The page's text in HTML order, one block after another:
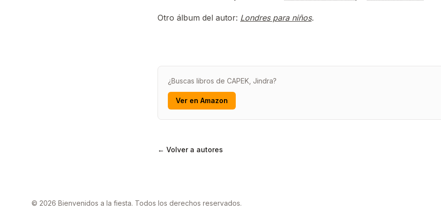
Otro álbum del autor: Londres para niños.
¿Buscas libros de CAPEK, Jindra?
Ver en Amazon
← Volver a autores
© 2026 Bienvenidos a la fiesta. Todos los derechos reservados.